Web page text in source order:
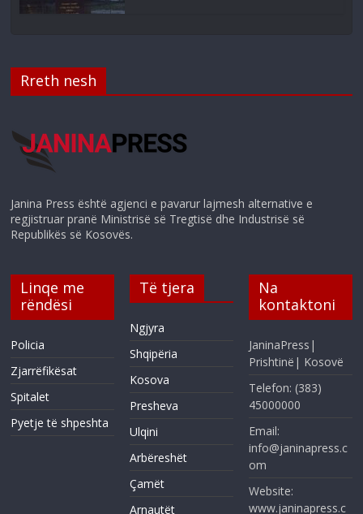
Rreth nesh
Janina Press është agjenci e pavarur lajmesh alternative e
regjistruar pranë Ministrisë së Tregtisë dhe Industrisë së
Republikës së Kosovës.
Linqe me
rëndësi
Policia
Zjarrëfikësat
Spitalet
Pyetje të shpeshta
Të tjera
Ngjyra
Shqipëria
Kosova
Presheva
Ulqini
Arbëreshët
Çamët
Arnautët
Na
kontaktoni
JaninaPress|
Prishtinë| Kosovë
Telefon: (383)
45000000
Email:
info@janinapress.c
om
Website:
www.janinapress.c